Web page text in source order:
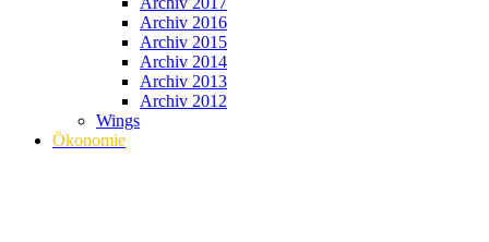
Archiv 2016
Archiv 2015
Archiv 2014
Archiv 2013
Archiv 2012
Wings
Ökonomie